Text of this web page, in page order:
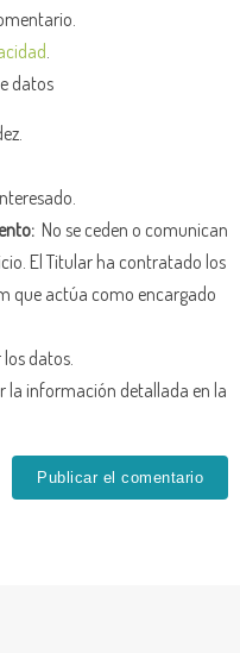
datos
No se ceden o comunican
El Titular ha contratado los
que actúa como encargado
datos.
la información detallada en la